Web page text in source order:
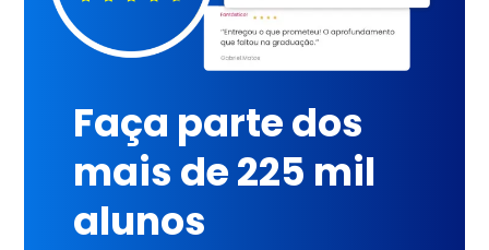
Faça parte dos
mais de 225 mil
alunos